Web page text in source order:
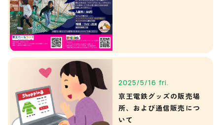
2025/5/16 fri.
京王電鉄グッズの販売場
所、および通信販売につ
いて